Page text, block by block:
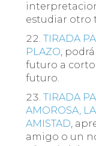
estudiar otro
TIRADA
PLAZO,
futuro a
futuro.
TIRADA
AMOROSA,
AMISTAD,
amigo o un